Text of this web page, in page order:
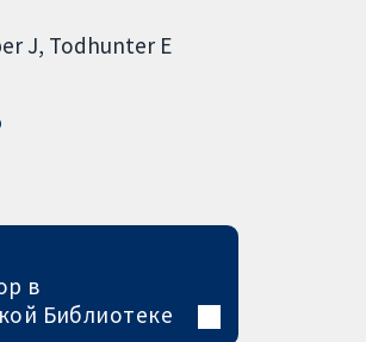
J Todhunter E
в
Библиотеке